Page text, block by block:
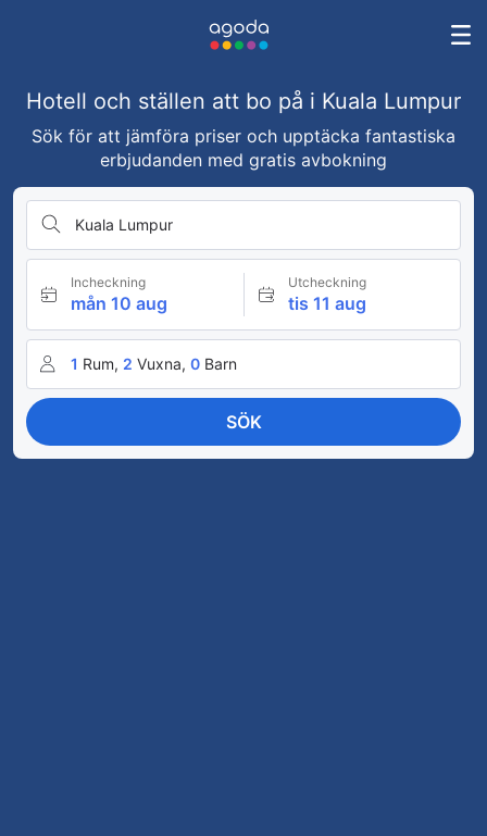
Hotell och ställen att bo på i Kuala Lumpur
Sök för att jämföra priser och upptäcka fantastiska
erbjudanden med gratis avbokning
Kuala Lumpur
Incheckning
mån 10 aug
Utcheckning
tis 11 aug
1 Rum, 2 Vuxna, 0 Barn
SÖK